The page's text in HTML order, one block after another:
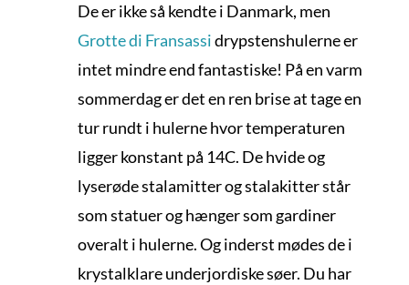
De er ikke så kendte i Danmark, men
Grotte di Fransassidrypstenshulerne er
intet mindre end fantastiske! På en varm
sommerdag er det en ren brise at tage en
tur rundt i hulerne hvor temperaturen
ligger konstant på 14C. De hvide og
lyserøde stalamitter og stalakitter står
som statuer og hænger som gardiner
overalt i hulerne. Og inderst mødes de i
krystalklare underjordiske søer. Du har